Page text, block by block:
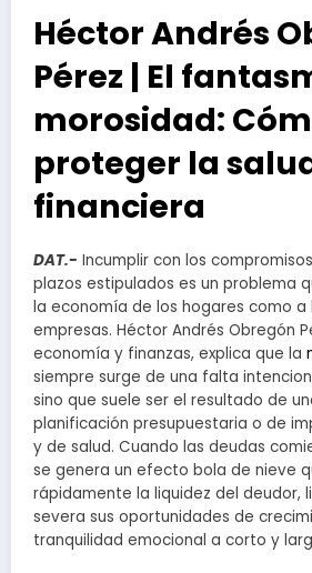
Héctor Andrés
Pérez | El
morosidad:
proteger la
financiera
DAT.- Incumplir con los
plazos estipulados es un problema
la economía de los hogares como
empresas. Héctor Andrés Obregón
economía y finanzas, explica que la
siempre surge de una falta
sino que suele ser el resultado de
planificación presupuestaria o de
y de salud. Cuando las deudas
se genera un efecto bola de nieve
rápidamente la liquidez del deudor,
severa sus oportunidades de
tranquilidad emocional a corto y